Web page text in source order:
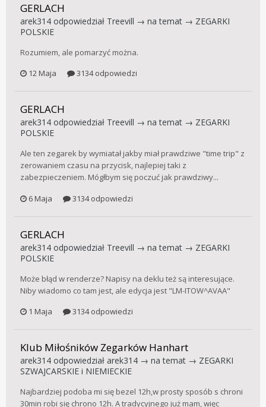
GERLACH
arek314 odpowiedział Treevill → na temat → ZEGARKI
POLSKIE
Rozumiem, ale pomarzyć można.
12 Maja
3134 odpowiedzi
GERLACH
arek314 odpowiedział Treevill → na temat → ZEGARKI
POLSKIE
Ale ten zegarek by wymiatał jakby miał prawdziwe "time trip" z
zerowaniem czasu na przycisk, najlepiej taki z
zabezpieczeniem. Mógłbym się poczuć jak prawdziwy...
6 Maja
3134 odpowiedzi
GERLACH
arek314 odpowiedział Treevill → na temat → ZEGARKI
POLSKIE
Może błąd w renderze? Napisy na deklu też są interesujące.
Niby wiadomo co tam jest, ale edycja jest "LM-ITOW^AVAA"
1 Maja
3134 odpowiedzi
Klub Miłośników Zegarków Hanhart
arek314 odpowiedział arek314 → na temat → ZEGARKI
SZWAJCARSKIE i NIEMIECKIE
Najbardziej podoba mi się bezel 12h,w prosty sposób s chroni
30min robi się chrono 12h. A tradycyjnego już mam, więc